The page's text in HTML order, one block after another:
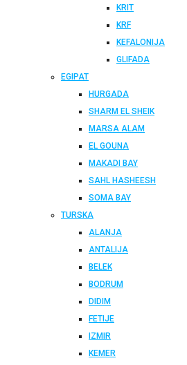
KRIT
KRF
KEFALONIJA
GLIFADA
EGIPAT
HURGADA
SHARM EL SHEIK
MARSA ALAM
EL GOUNA
MAKADI BAY
SAHL HASHEESH
SOMA BAY
TURSKA
ALANJA
ANTALIJA
BELEK
BODRUM
DIDIM
FETIJE
IZMIR
KEMER